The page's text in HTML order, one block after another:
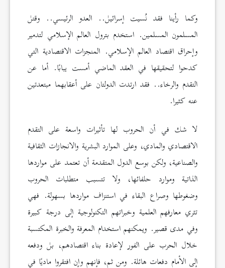
وكما رأينا فقد نُسيت إسرائيل.. العدو الرئيسي.. وقتل
المسلمون المسلمين. استخدم بترول العالم الإسلامي لتدمير
وإحراق اقتصاد العالم الإسلامي. المنجزات الاقتصادية التي
کدحوا لتحقيقها في العقد الماضي أمست يبابًا. أما عن
التقدم والرخاء.. فقد ارتدت الدولتان على أعقابهما مبتعدتين
عنه كثيرا.
لا شك في أن الحروب لها تأثيرات واسعة على التقدم
الاقتصادي والمادي، وعلى الموارد البشرية والانجازات الثقافية
والصناعية، ولكن بوسع الدول المتقدمة أن تعتمد على مواردها
الذاتية وموارد حلفائها، ولا تتسبب متطلبات الحروب
وضغوطها وصراع البقاء في استنزاف مواردها بسهولة. فهي
تثري معارفهم العلمية وخبراتهم التكنولوجية إلى درجة كبيرة
وفي مدى قصير. ويمكنهم استخدام المعرفة والخبرة المكتسبة
خلال الحرب على الفور لإعادة بناء اقتصادهم، بل ودفعه
إلى الأمام دفعات هائلة. ومن ثم، فإنهم وإن افتقروا ماديًا في